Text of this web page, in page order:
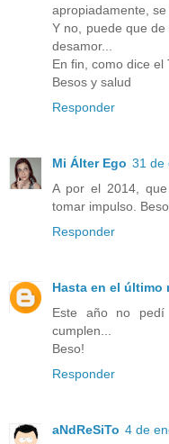
apropiadamente,
Y no, puede que
desamor...
En fin, como dice el
Besos y salud
Responder
Mi Álter Ego 31 de
A por el 2014,
tomar impulso.
Responder
Hasta en el último
Este año no
cumplen...
Beso!
Responder
aNdReSiTo 4 de